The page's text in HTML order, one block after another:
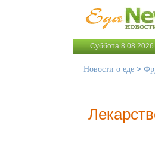
Суббота 8.08.2026
Новости о еде >